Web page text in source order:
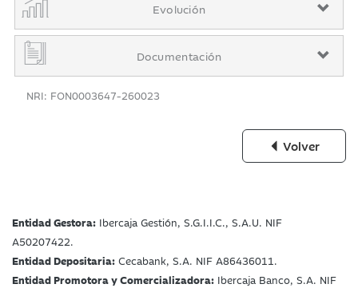
Evolución
Documentación
NRI: FON0003647-260023
Volver
Entidad Gestora: Ibercaja Gestión, S.G.I.I.C., S.A.U. NIF
A50207422.
Entidad Depositaria: Cecabank, S.A. NIF A86436011.
Entidad Promotora y Comercializadora: Ibercaja Banco, S.A. NIF